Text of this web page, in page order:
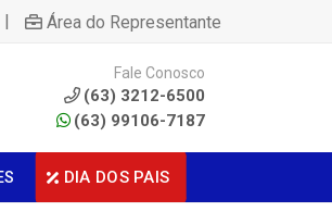
| Área do Representante
Fale Conosco
(63) 3212-6500
(63) 99106-7187
DIA DOS PAIS